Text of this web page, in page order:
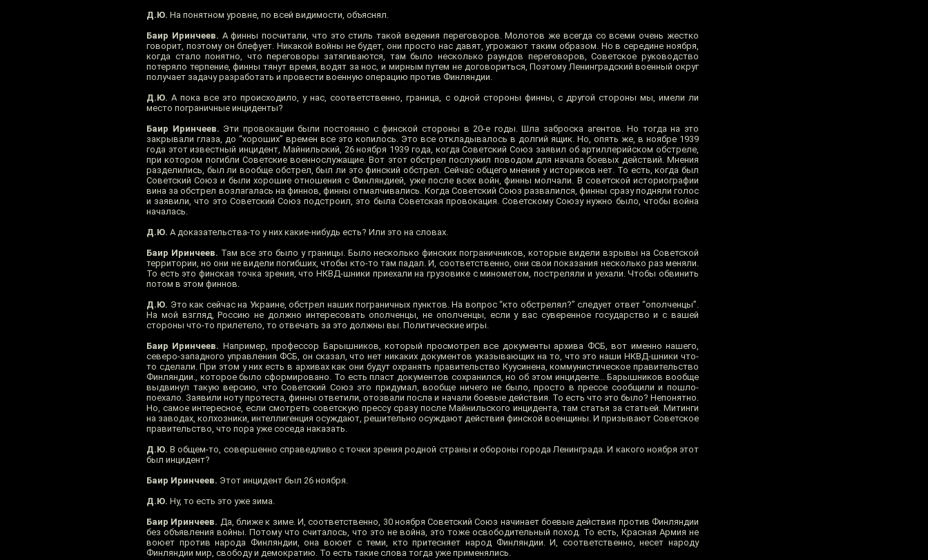
Д.Ю. На понятном уровне, по всей видимости, объяснял.
Баир Иринчеев. А финны посчитали, что это стиль такой ведения переговоров. Молотов же всегда со всеми очень жестко
говорит, поэтому он блефует. Никакой войны не будет, они просто нас давят, угрожают таким образом. Но в середине ноября,
когда стало понятно, что переговоры затягиваются, там было несколько раундов переговоров, Советское руководство
потеряло терпение, финны тянут время, водят за нос, и мирным путем не договориться, Поэтому Ленинградский военный округ
получает задачу разработать и провести военную операцию против Финляндии.
Д.Ю. А пока все это происходило, у нас, соответственно, граница, с одной стороны финны, с другой стороны мы, имели ли
место пограничные инциденты?
Баир Иринчеев. Эти провокации были постоянно с финской стороны в 20-е годы. Шла заброска агентов. Но тогда на это
закрывали глаза, до “хороших” времен все это копилось. Это все откладывалось в долгий ящик. Но, опять же, в ноябре 1939
года этот известный инцидент, Майнильский, 26 ноября 1939 года, когда Советский Союз заявил об артиллерийском обстреле,
при котором погибли Советские военнослужащие. Вот этот обстрел послужил поводом для начала боевых действий. Мнения
разделились, был ли вообще обстрел, был ли это финский обстрел. Сейчас общего мнения у историков нет. То есть, когда был
Советский Союз и были хорошие отношения с Финляндией, уже после всех войн, финны молчали. В советской историографии
вина за обстрел возлагалась на финнов, финны отмалчивались. Когда Советский Союз развалился, финны сразу подняли голос
и заявили, что это Советский Союз подстроил, это была Советская провокация. Советскому Союзу нужно было, чтобы война
началась.
Д.Ю. А доказательства-то у них какие-нибудь есть? Или это на словах.
Баир Иринчеев. Там все это было у границы. Было несколько финских пограничников, которые видели взрывы на Советской
территории, но они не видели погибших, чтобы кто-то там падал. И, соответственно, они свои показания несколько раз меняли.
То есть это финская точка зрения, что НКВД-шники приехали на грузовике с минометом, постреляли и уехали. Чтобы обвинить
потом в этом финнов.
Д.Ю. Это как сейчас на Украине, обстрел наших пограничных пунктов. На вопрос “кто обстрелял?” следует ответ “ополченцы”.
На мой взгляд, Россию не должно интересовать ополченцы, не ополченцы, если у вас суверенное государство и с вашей
стороны что-то прилетело, то отвечать за это должны вы. Политические игры.
Баир Иринчеев. Например, профессор Барышников, который просмотрел все документы архива ФСБ, вот именно нашего,
северо-западного управления ФСБ, он сказал, что нет никаких документов указывающих на то, что это наши НКВД-шники что-
то сделали. При этом у них есть в архивах как они будут охранять правительство Куусинена, коммунистическое правительство
Финляндии., которое было сформировано. То есть пласт документов сохранился, но об этом инциденте... Барышников вообще
выдвинул такую версию, что Советский Союз это придумал, вообще ничего не было, просто в прессе сообщили и пошло-
поехало. Заявили ноту протеста, финны ответили, отозвали посла и начали боевые действия. То есть что это было? Непонятно.
Но, самое интересное, если смотреть советскую прессу сразу после Майнильского инцидента, там статья за статьей. Митинги
на заводах, колхозники, интеллигенция осуждают, решительно осуждают действия финской военщины. И призывают Советское
правительство, что пора уже соседа наказать.
Д.Ю. В общем-то, совершенно справедливо с точки зрения родной страны и обороны города Ленинграда. И какого ноября этот
был инцидент?
Баир Иринчеев. Этот инцидент был 26 ноября.
Д.Ю. Ну, то есть это уже зима.
Баир Иринчеев. Да, ближе к зиме. И, соответственно, 30 ноября Советский Союз начинает боевые действия против Финляндии
без объявления войны. Потому что считалось, что это не война, это тоже освободительный поход. То есть, Красная Армия не
воюет против народа Финляндии, она воюет с теми, кто притесняет народ Финляндии. И, соответственно, несет народу
Финляндии мир, свободу и демократию. То есть такие слова тогда уже применялись.